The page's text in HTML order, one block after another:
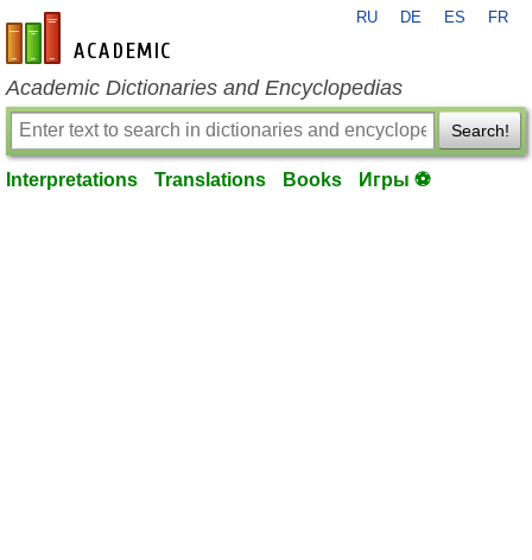
en-academic.com
RU DE ES FR
Academic Dictionaries and Encyclopedias
Search!
Interpretations Translations Books Игры ⚽